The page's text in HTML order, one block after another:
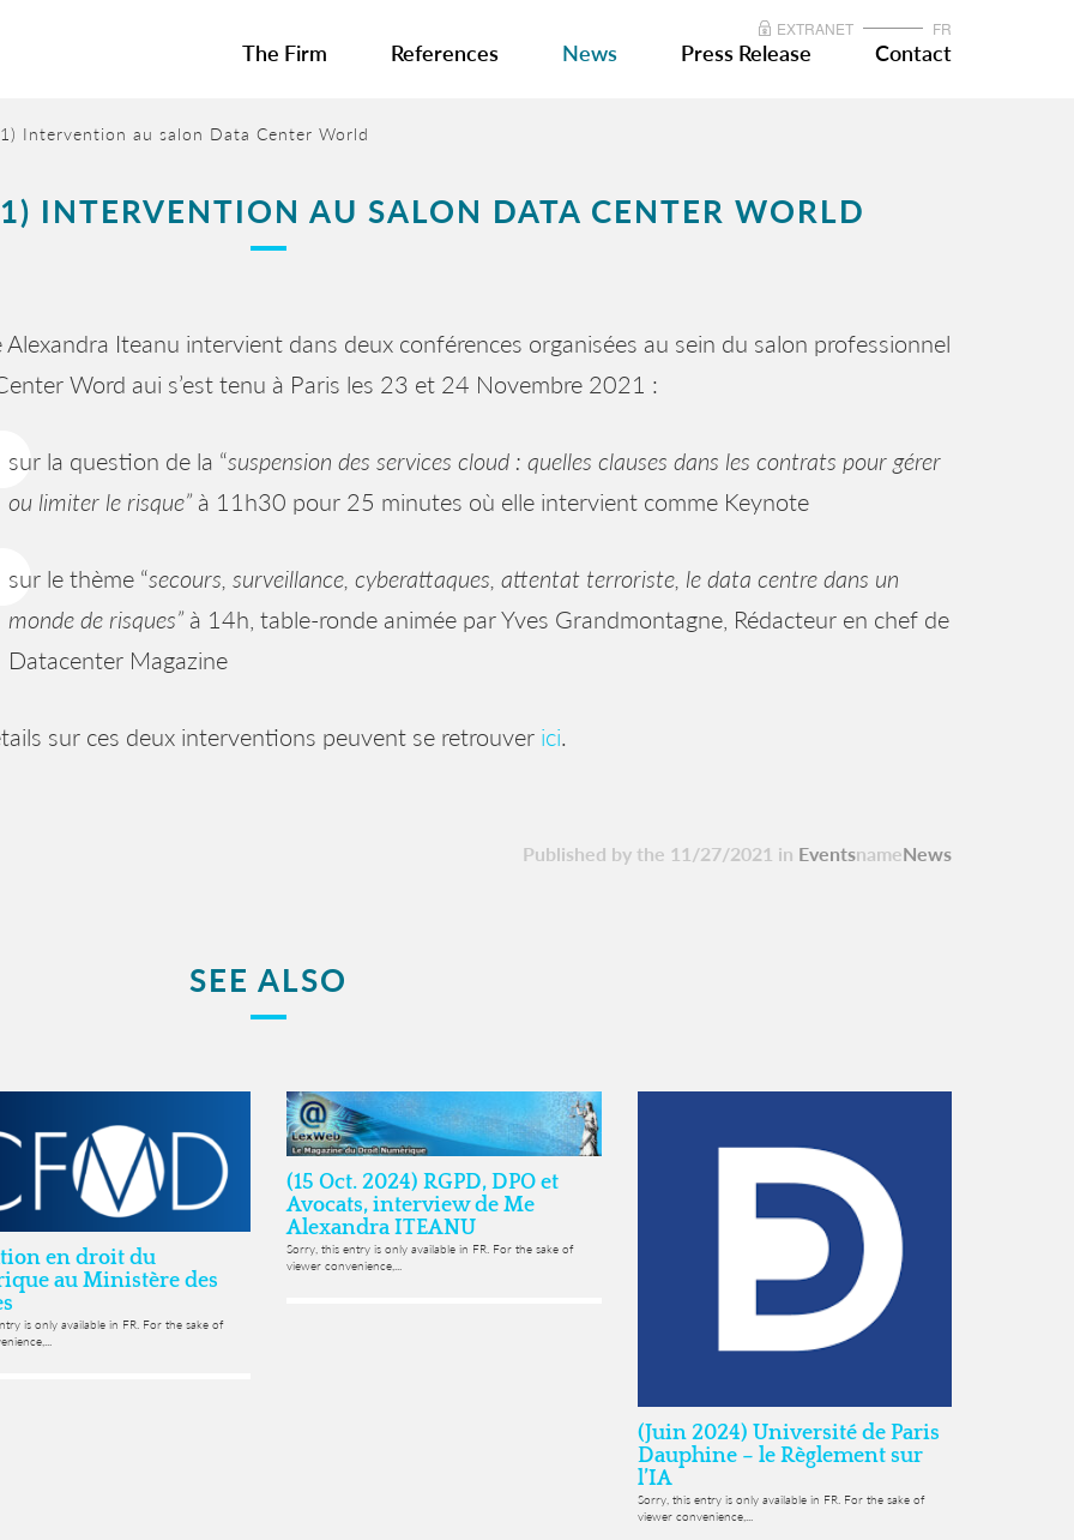
EXTRANET FR
The Firm References News Press Release Contact
Intervention au salon Data Center World
INTERVENTION AU SALON DATA CENTER WORLD
Alexandra Iteanu intervient dans deux conférences organisées au sein du salon professionnel
Word aui s’est tenu à Paris les 23 et 24 Novembre 2021 :
sur la question de la “suspension des services cloud : quelles clauses dans les contrats pour gérer
ou limiter le risque” à 11h30 pour 25 minutes où elle intervient comme Keynote
sur le thème “secours, surveillance, cyberattaques, attentat terroriste, le data centre dans un
monde de risques” à 14h, table-ronde animée par Yves Grandmontagne, Rédacteur en chef de
Datacenter Magazine
sur ces deux interventions peuvent se retrouver ici.
Published by the 11/27/2021 in EventsnameNews
SEE ALSO
en droit du
au Ministère des
is only available in FR. For the sake of
(15 Oct. 2024) RGPD, DPO et
Avocats, interview de Me
Alexandra ITEANU
Sorry, this entry is only available in FR. For the sake of
viewer convenience,...
(Juin 2024) Université de Paris
Dauphine – le Règlement sur
l’IA
Sorry, this entry is only available in FR. For the sake of
viewer convenience,...